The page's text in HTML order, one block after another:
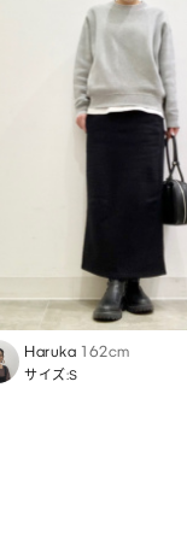
Haruka 162cm
サイズ:S